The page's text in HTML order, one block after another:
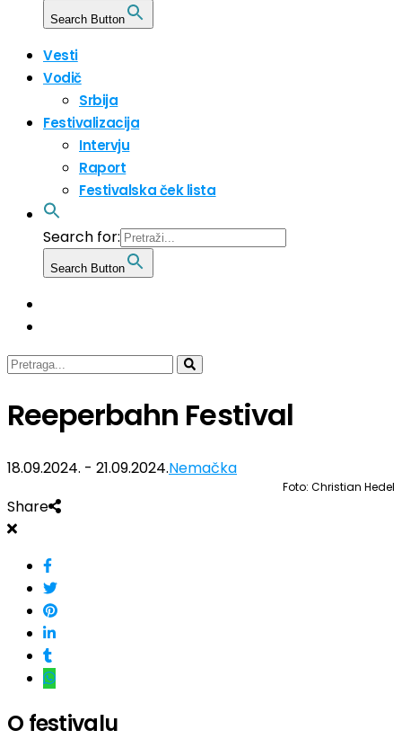
Search Button
Vesti
Vodič
Srbija
Festivalizacija
Intervju
Raport
Festivalska ček lista
Search for:
Search Button
Reeperbahn Festival
18.09.2024. - 21.09.2024.Nemačka
Foto: Christian Hedel
Share
O festivalu